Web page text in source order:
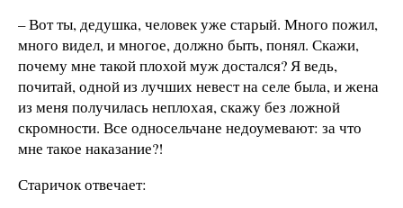
– Вот ты, дедушка, человек уже старый. Много пожил,
много видел, и многое, должно быть, понял. Скажи,
почему мне такой плохой муж достался? Я ведь,
почитай, одной из лучших невест на селе была, и жена
из меня получилась неплохая, скажу без ложной
скромности. Все односельчане недоумевают: за что
мне такое наказание?!
Старичок отвечает: